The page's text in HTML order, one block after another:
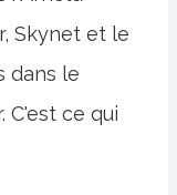
Skynet et le
dans le
C'est ce qui